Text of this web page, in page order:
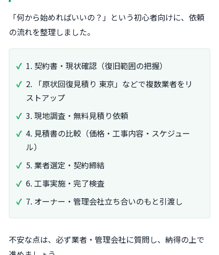
「何から始めればいいの？」という初心者向けに、依頼
の流れを整理しました。
1. 契約書・現状確認（復旧範囲の把握）
2. 「原状回復見積り 東京」などで複数業者をリ
ストアップ
3. 現地調査・無料見積り依頼
4. 見積書の比較（価格・工事内容・スケジュー
ル）
5. 業者選定・契約締結
6. 工事実施・完了検査
7. オーナー・管理会社立ち合いのもと引渡し
不安な点は、必ず業者・管理会社に質問し、納得の上で